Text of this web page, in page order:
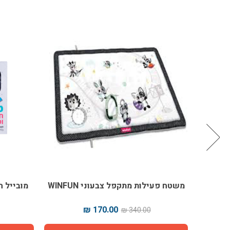
משטח פעילות מתקפל צבעוני WINFUN
340.00 ₪
170.00 ₪
מובייל